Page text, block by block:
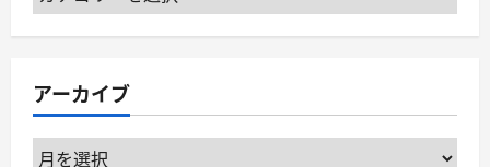
テ
ー
アーカイブ
ア